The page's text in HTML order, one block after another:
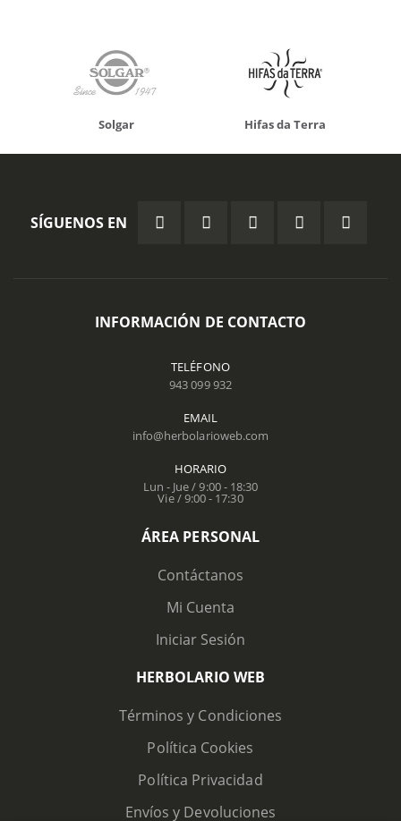
Solgar Hifas da Terra
SÍGUENOS EN
INFORMACIÓN DE CONTACTO
TELÉFONO
943 099 932
EMAIL
info@herbolarioweb.com
HORARIO
Lun - Jue / 9:00 - 18:30
Vie / 9:00 - 17:30
ÁREA PERSONAL
Contáctanos
Mi Cuenta
Iniciar Sesión
HERBOLARIO WEB
Términos y Condiciones
Política Cookies
Política Privacidad
Envíos y Devoluciones